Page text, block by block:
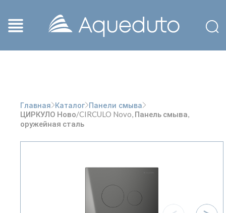
Главная Каталог Панели смыва
ЦИРКУЛО Ново/CIRCULO Novo, Панель смыва,
оружейная сталь